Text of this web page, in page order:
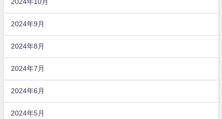
2024年10月
2024年9月
2024年8月
2024年7月
2024年6月
2024年5月